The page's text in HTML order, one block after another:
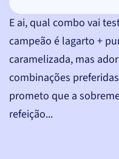
E ai, qual combo vai
campeão é lagarto +
caramelizada, mas
combinações
prometo que a
refeição...